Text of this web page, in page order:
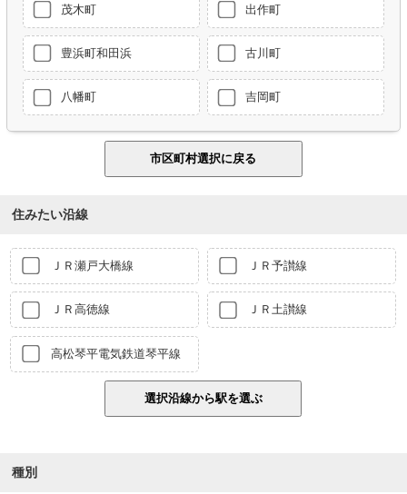
茂木町 出作町
豊浜町和田浜 古川町
八幡町 吉岡町
住みたい沿線
ＪＲ瀬戸大橋線 ＪＲ予讃線
ＪＲ高徳線 ＪＲ土讃線
高松琴平電気鉄道琴平線
種別